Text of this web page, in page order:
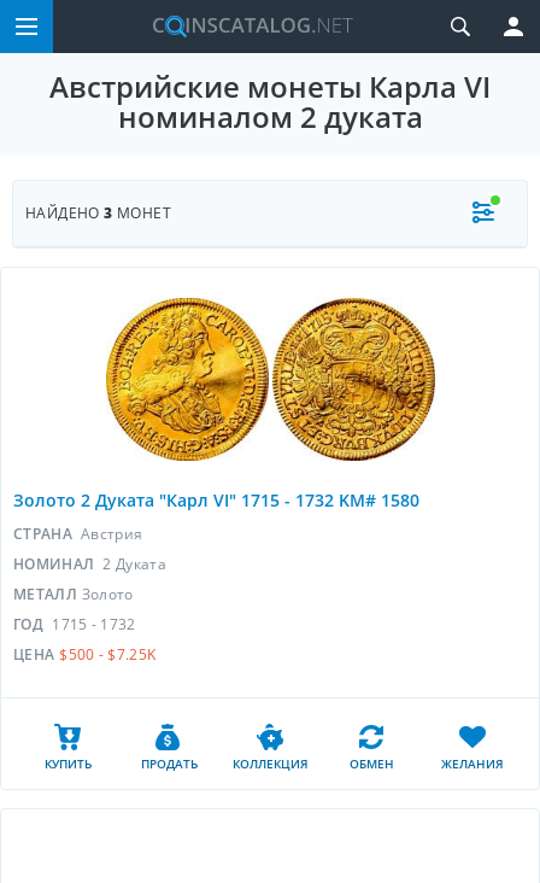
Австрийские монеты Карла VI
номиналом 2 дуката
НАЙДЕНО3 МОНЕТ
Золото 2 Дуката "Карл VI" 1715 - 1732 KM# 1580
СТРАНА Австрия
НОМИНАЛ 2 Дуката
МЕТАЛЛ Золото
ГОД 1715 - 1732
ЦЕНА $500 - $7.25K
КУПИТЬ ПРОДАТЬ КОЛЛЕКЦИЯ ОБМЕН ЖЕЛАНИЯ